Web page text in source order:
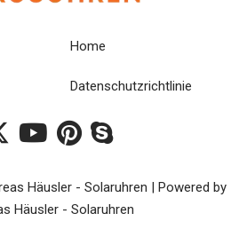
Home
Datenschutzrichtlinie
Häusler - Solaruhren | Powered by
Häusler - Solaruhren